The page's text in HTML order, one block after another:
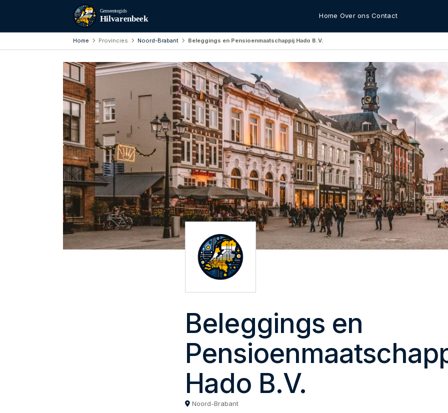
Gemeentegids
Hilvarenbeek Home Over ons Contact
Home Provincies Noord-Brabant Beleggings en Pensioenmaatschappij Hado B.V.
Beleggings en
Hado B.V.
Noord-Brabant